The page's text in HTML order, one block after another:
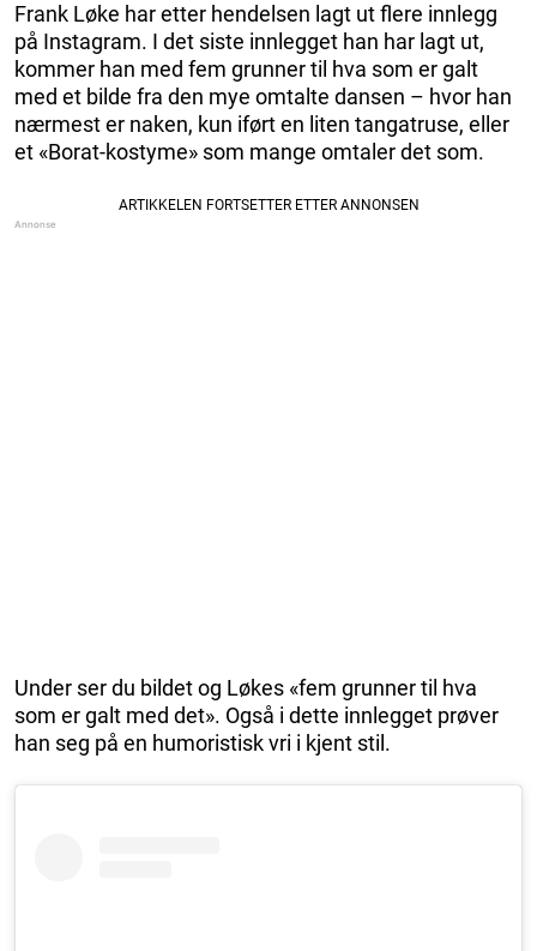
Frank Løke har etter hendelsen lagt ut flere innlegg
på Instagram. I det siste innlegget han har lagt ut,
kommer han med fem grunner til hva som er galt
med et bilde fra den mye omtalte dansen – hvor han
nærmest er naken, kun iført en liten tangatruse, eller
et «Borat-kostyme» som mange omtaler det som.
Under ser du bildet og Løkes «fem grunner til hva
som er galt med det». Også i dette innlegget prøver
han seg på en humoristisk vri i kjent stil.